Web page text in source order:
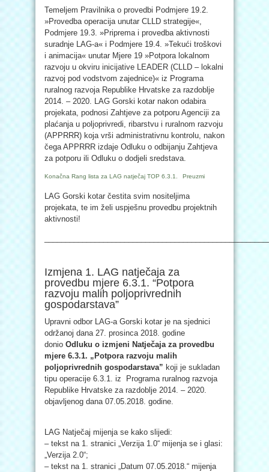
Temeljem Pravilnika o provedbi Podmjere 19.2.
»Provedba operacija unutar CLLD strategije«,
Podmjere 19.3. »Priprema i provedba aktivnosti
suradnje LAG-a« i Podmjere 19.4. »Tekući troškovi
i animacija« unutar Mjere 19 »Potpora lokalnom
razvoju u okviru inicijative LEADER (CLLD – lokalni
razvoj pod vodstvom zajednice)« iz Programa
ruralnog razvoja Republike Hrvatske za razdoblje
2014. – 2020. LAG Gorski kotar nakon odabira
projekata, podnosi Zahtjeve za potporu Agenciji za
plaćanja u poljoprivredi, ribarstvu i ruralnom razvoju
(APPRRR) koja vrši administrativnu kontrolu, nakon
čega APPRRR izdaje Odluku o odbijanju Zahtjeva
za potporu ili Odluku o dodjeli sredstava.
Konačna Rang lista za LAG natječaj TOP 6.3.1. Preuzmi
LAG Gorski kotar čestita svim nositeljima
projekata, te im želi uspješnu provedbu projektnih
aktivnosti!
Izmjena 1. LAG natječaja za
provedbu mjere 6.3.1. “Potpora
razvoju malih poljoprivrednih
gospodarstava”
Upravni odbor LAG-a Gorski kotar je na sjednici
održanoj dana 27. prosinca 2018. godine
donio Odluku o izmjeni Natječaja za provedbu
mjere 6.3.1. „Potpora razvoju malih
poljoprivrednih gospodarstava” koji je sukladan
tipu operacije 6.3.1. iz Programa ruralnog razvoja
Republike Hrvatske za razdoblje 2014. – 2020.
objavljenog dana 07.05.2018. godine.
LAG Natječaj mijenja se kako slijedi:
– tekst na 1. stranici „Verzija 1.0“ mijenja se i glasi:
„Verzija 2.0“;
– tekst na 1. stranici „Datum 07.05.2018.“ mijenja